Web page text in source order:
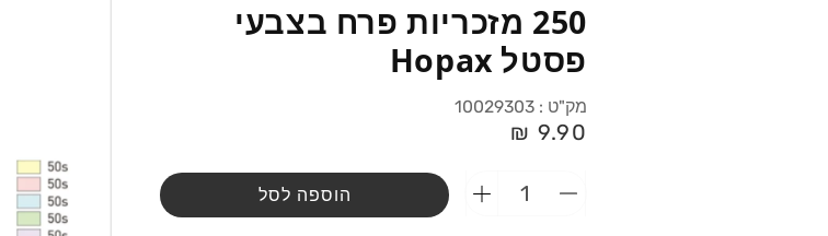
250 מזכריות פרח בצבעי
פסטל Hopax
מק"ט :10029303
מחיר
9.90 ₪
הפחתת
הוספת
הוספה לסל